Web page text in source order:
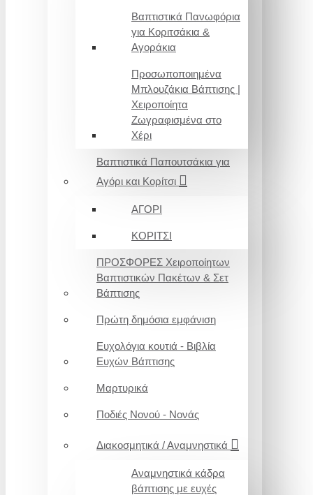
Βαπτιστικά Πανωφόρια
για Κοριτσάκια &
Αγοράκια
Προσωποποιημένα
Μπλουζάκια Βάπτισης |
Χειροποίητα
Ζωγραφισμένα στο
Χέρι
Βαπτιστικά Παπουτσάκια για
Αγόρι και Κορίτσι
ΑΓΟΡΙ
ΚΟΡΙΤΣΙ
ΠΡΟΣΦΟΡΕΣ Χειροποίητων
Βαπτιστικών Πακέτων & Σετ
Βάπτισης
Πρώτη δημόσια εμφάνιση
Ευχολόγια κουτιά - Βιβλία
Ευχών Βάπτισης
Μαρτυρικά
Ποδιές Νονού - Νονάς
Διακοσμητικά / Αναμνηστικά
Αναμνηστικά κάδρα
βάπτισης με ευχές